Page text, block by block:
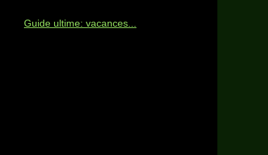
Guide ultime: vacances...